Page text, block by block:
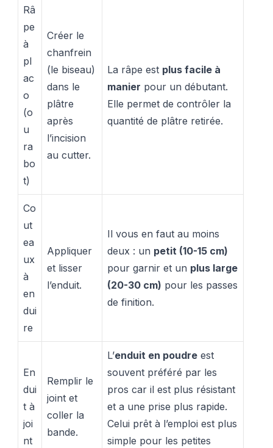
Râ
pe
à
pl
ac
o
(o
u
ra
bo
t)
Créer le
chanfrein
(le biseau)
dans le
plâtre
après
l’incision
au cutter.
La râpe est plus facile à
manier pour un débutant.
Elle permet de contrôler la
quantité de plâtre retirée.
Co
ut
ea
ux
à
en
dui
re
Appliquer
et lisser
l’enduit.
Il vous en faut au moins
deux : un petit (10-15 cm)
pour garnir et un plus large
(20-30 cm) pour les passes
de finition.
En
dui
t à
joi
nt
Remplir le
joint et
coller la
bande.
L’enduit en poudre est
souvent préféré par les
pros car il est plus résistant
et a une prise plus rapide.
Celui prêt à l’emploi est plus
simple pour les petites